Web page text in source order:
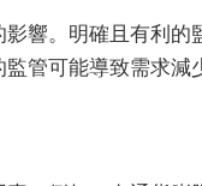
響。明確且有利
管可能導致需求減